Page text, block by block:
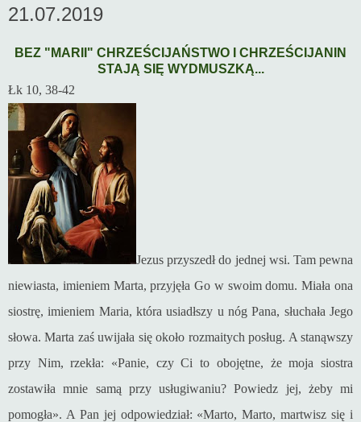
21.07.2019
BEZ "MARII" CHRZEŚCIJAŃSTWO I CHRZEŚCIJANIN
STAJĄ SIĘ WYDMUSZKĄ...
Łk 10, 38-42
Jezus przyszedł do jednej wsi. Tam pewna
niewiasta, imieniem Marta, przyjęła Go w swoim domu. Miała ona
siostrę, imieniem Maria, która usiadłszy u nóg Pana, słuchała Jego
słowa. Marta zaś uwijała się około rozmaitych posług. A stanąwszy
przy Nim, rzekła: «Panie, czy Ci to obojętne, że moja siostra
zostawiła mnie samą przy usługiwaniu? Powiedz jej, żeby mi
pomogła». A Pan jej odpowiedział: «Marto, Marto, martwisz się i